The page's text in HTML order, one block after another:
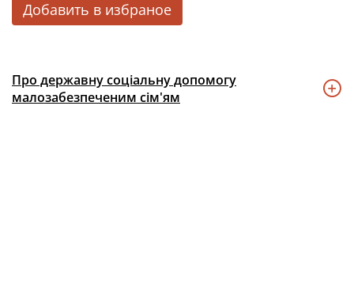
Добавить в избраное
Про державну соціальну допомогу
малозабезпеченим сім'ям